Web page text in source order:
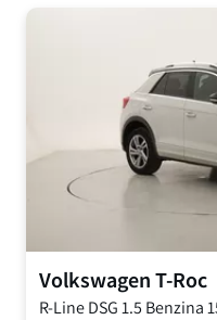
VolkswagenT-Roc
R-Line DSG1.5 Benzina